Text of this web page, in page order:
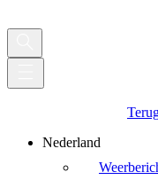
Nederland